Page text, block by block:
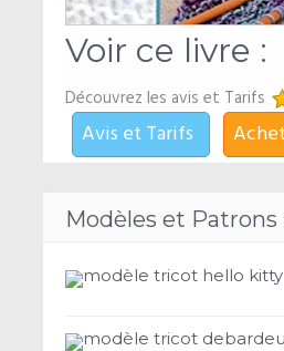
Voir ce livre :
Découvrez les avis et Tarifs
Avis et Tarifs
Modèles et
modèle tricot hello kitty
modèle tricot